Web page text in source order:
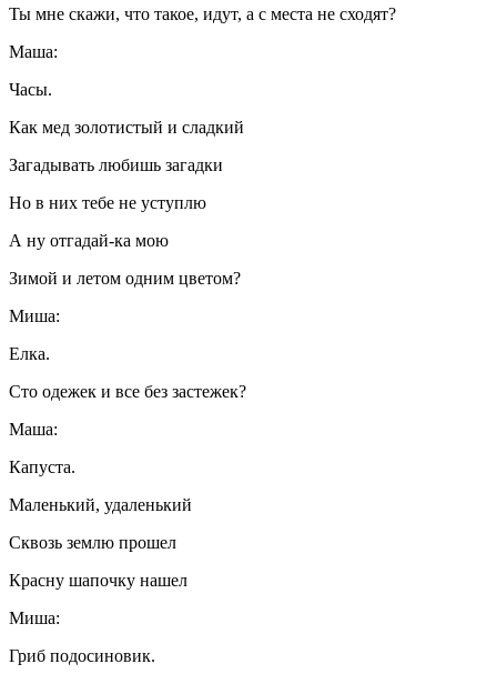
Ты мне скажи, что такое, идут, а с места не сходят?
Маша:
Часы.
Как мед золотистый и сладкий
Загадывать любишь загадки
Но в них тебе не уступлю
А ну отгадай-ка мою
Зимой и летом одним цветом?
Миша:
Елка.
Сто одежек и все без застежек?
Маша:
Капуста.
Маленький, удаленький
Сквозь землю прошел
Красну шапочку нашел
Миша:
Гриб подосиновик.